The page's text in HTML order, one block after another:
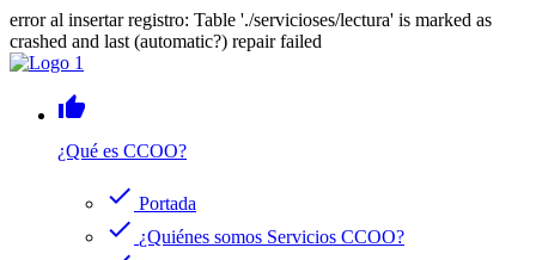
error al insertar registro: Table './servicioses/lectura' is marked as
crashed and last (automatic?) repair failed
thumb_up
¿Qué es CCOO?
check Portada
check ¿Quiénes somos Servicios CCOO?